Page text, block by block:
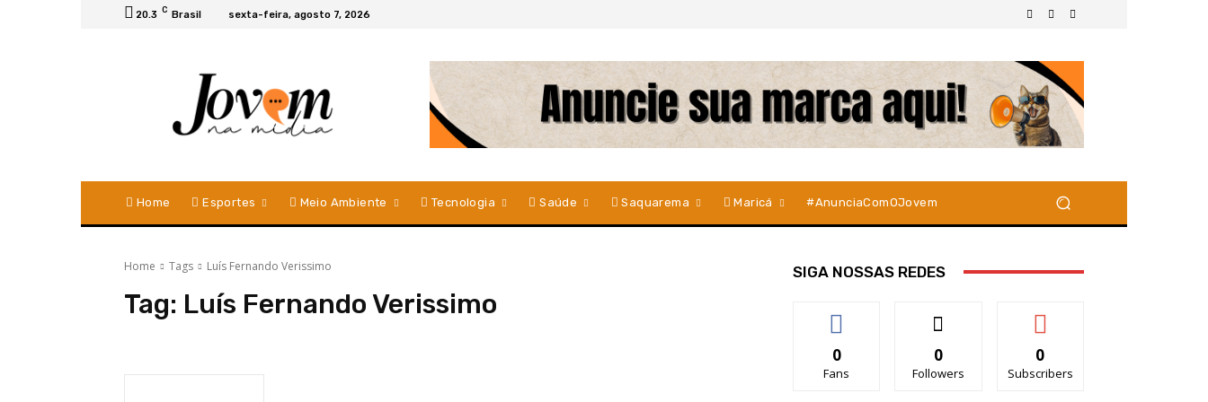
20.3 C Brasil sexta-feira, agosto 7, 2026
Home Esportes Meio Ambiente Tecnologia Saúde Saquarema Maricá #AnunciaComOJovem
Home Tags Luís Fernando Verissimo
Tag: Luís Fernando Verissimo
SIGA NOSSAS REDES
0
Fans
0
Followers
0
Subscribers